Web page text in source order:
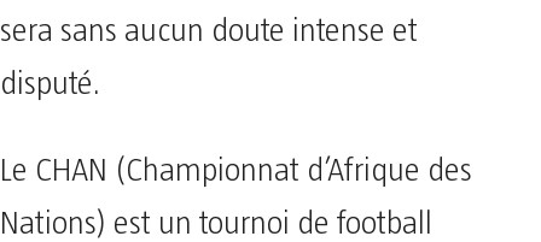
sera sans aucun doute intense et
disputé.
Le CHAN (Championnat d’Afrique des
Nations) est un tournoi de football